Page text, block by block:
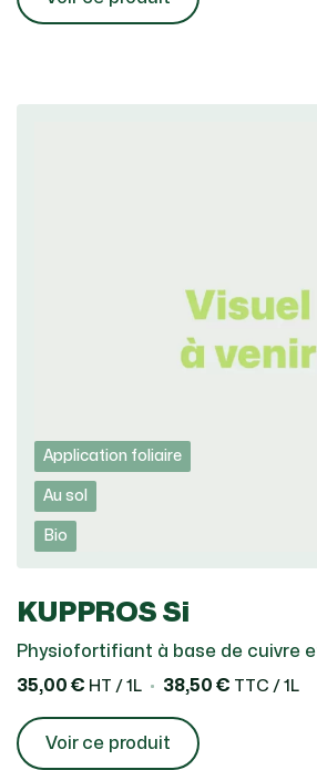
Application foliaire
Au sol
Bio
KUPPROS Si
Physiofortifiant à base de cuivre
35,00 € HT / 1L 38,50 € TTC / 1L
Voir ce produit